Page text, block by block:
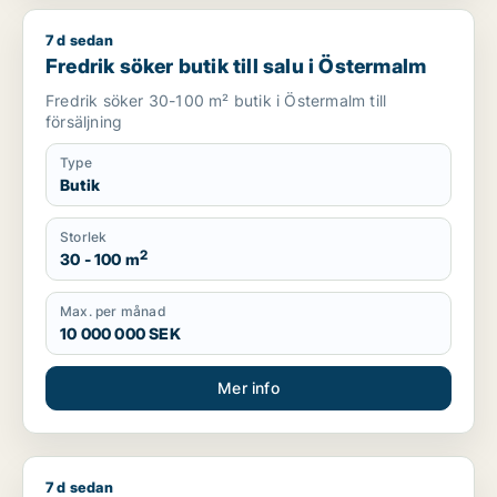
Fredrik söker butik till salu i Östermalm
7 d sedan
Fredrik söker butik till salu i Östermalm
Fredrik söker 30-100 m² butik i Östermalm till
försäljning
Type
Butik
Storlek
30 - 100 m2
Max. per månad
10 000 000 SEK
Mer info
Jag söker butik eller restauranglokal för uthyrning i
7 d sedan